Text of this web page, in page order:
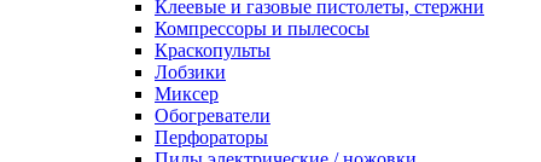
Клеевые и газовые пистолеты, стержни
Компрессоры и пылесосы
Краскопульты
Лобзики
Миксер
Обогреватели
Перфораторы